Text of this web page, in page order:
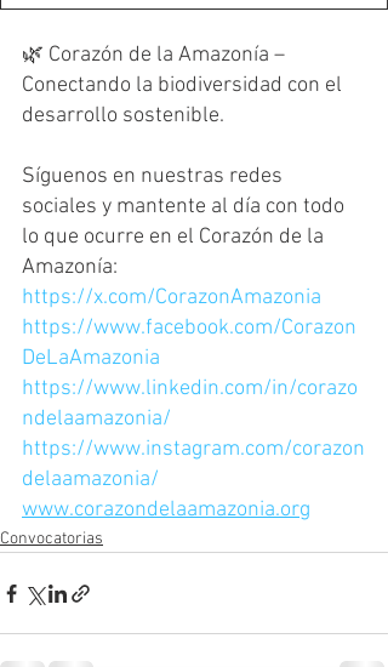
🌿 Corazón de la Amazonía –
Conectando la biodiversidad con el
desarrollo sostenible.
Síguenos en nuestras redes
sociales y mantente al día con todo
lo que ocurre en el Corazón de la
Amazonía:
https://x.com/CorazonAmazonia
https://www.facebook.com/Corazon
DeLaAmazonia
https://www.linkedin.com/in/corazo
ndelaamazonia/
https://www.instagram.com/corazon
delaamazonia/
www.corazondelaamazonia.org
Convocatorias